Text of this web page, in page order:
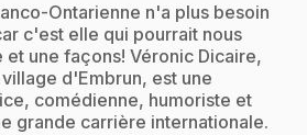
Ontarienne n'a plus besoin
c'est elle qui pourrait nous
une façons! Véronic Dicaire,
d'Embrun, est une
comédienne, humoriste et
grande carrière internationale.